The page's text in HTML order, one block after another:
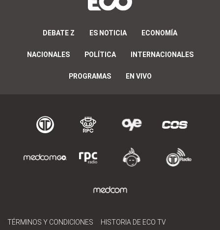
DEBATE Z ES NOTICIA ECONOMÍA
NACIONALES POLÍTICA INTERNACIONALES
PROGRAMAS EN VIVO
TÉRMINOS Y CONDICIONES HISTORIA DE ECO TV